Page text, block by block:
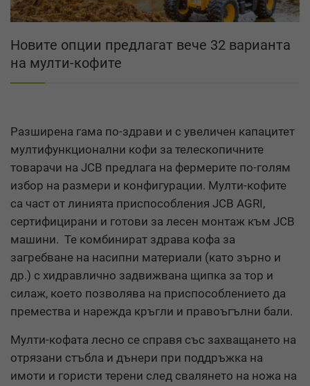
Новите опции предлагат вече 32 варианта
на мулти-кофите
Разширена гама по-здрави и с увеличен капацитет
мултифункционални кофи за телескопичните
товарачи на JCB предлага на фермерите по-голям
избор на размери и конфигурации. Мулти-кофите
са част от линията приспособления JCB AGRI,
сертифицирани и готови за лесен монтаж към JCB
машини. Те комбинират здрава кофа за
загребване на насипни материали (като зърно и
др.) с хидравлично задвижвана щипка за тор и
силаж, което позволява на приспособлението да
премества и нарежда кръгли и правоъгълни бали.
Мулти-кофата лесно се справя със захващането на
отрязани стъбла и дънери при поддръжка на
имоти и гористи терени след свалянето на ножа на